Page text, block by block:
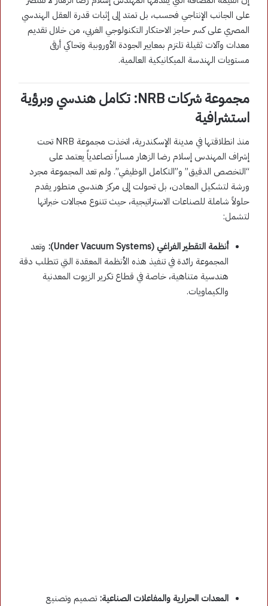
على الجانب الإنتاجي فحسب، بل تمتد إلى إثبات قدرة العقل الهندسي
المصري على كسر حاجز الاحتكار التكنولوجي الغربي، من خلال تقديم
معدات وآلات ثقيلة تلتزم بمعايير الجودة الأوروبية وتحاكي أرقى
مستويات الهندسة الميكانيكية العالمية.
مجموعة شركات NRB: تكامل هندسي وبرؤية
استشرافية
منذ انطلاقتها في مدينة الإسكندرية، اتخذت مجموعة NRB تحت
إشراف المهندس إسلام رضا الزهار مساراً تصاعدياً يعتمد على
“التخصص الدقيق” و”التكامل الوظيفي”. ولم تعد المجموعة مجرد
ورشة لتشكيل المعادن، بل تحولت إلى مركز هندسي متطور يقدم
حلولاً شاملة للصناعات الاستراتيجية، حيث تتنوع مجالات خبراتها
لتشمل:
أنظمة التقطير الفراغي (Under Vacuum Systems):
وتعد
المجموعة رائدة في تنفيذ هذه الأنظمة المعقدة التي تتطلب دقة
هندسية متناهية، خاصة في قطاع تكرير الزيوت المعدنية
والكيماويات.
المعدات الحرارية والمفاعلات الصناعية: تصميم وتصنيع